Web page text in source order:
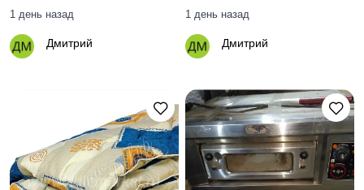
спинками
1 день назад
Дмитрий
хостелы, лагеря, больницы
1 день назад
Дмитрий